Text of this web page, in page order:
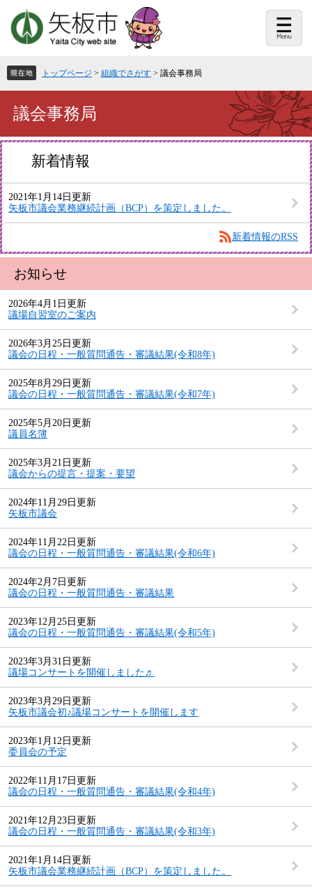
頭
で
す。
飛
ば
し
へ
トップページ > 組織でさがす > 議会事務局
議会事務局
新着情報
2021年1月14日更新
矢板市議会業務継続計画（BCP）を策定しました。
新着情報のRSS
お知らせ
2026年4月1日更新
議場自習室のご案内
2026年3月25日更新
議会の日程・一般質問通告・審議結果(令和8年)
2025年8月29日更新
議会の日程・一般質問通告・審議結果(令和7年)
2025年5月20日更新
議員名簿
2025年3月21日更新
議会からの提言・提案・要望
2024年11月29日更新
矢板市議会
2024年11月22日更新
議会の日程・一般質問通告・審議結果(令和6年)
2024年2月7日更新
議会の日程・一般質問通告・審議結果
2023年12月25日更新
議会の日程・一般質問通告・審議結果(令和5年)
2023年3月31日更新
議場コンサートを開催しました♬
2023年3月29日更新
矢板市議会初♪議場コンサートを開催します
2023年1月12日更新
委員会の予定
2022年11月17日更新
議会の日程・一般質問通告・審議結果(令和4年)
2021年12月23日更新
議会の日程・一般質問通告・審議結果(令和3年)
2021年1月14日更新
矢板市議会業務継続計画（BCP）を策定しました。